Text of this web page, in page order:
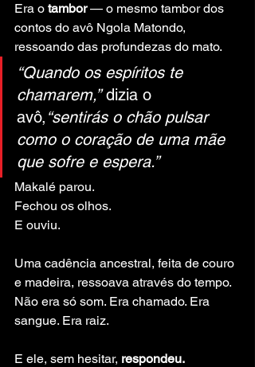
Era o tambor — o mesmo tambor dos
contos do avô Ngola Matondo,
ressoando das profundezas do mato.
“Quando os espíritos te
chamarem,” dizia o
avô, “sentirás o chão pulsar
como o coração de uma mãe
que sofre e espera.”
Makalé parou.
Fechou os olhos.
E ouviu.
Uma cadência ancestral, feita de couro
e madeira, ressoava através do tempo.
Não era só som. Era chamado. Era
sangue. Era raiz.
E ele, sem hesitar, respondeu.